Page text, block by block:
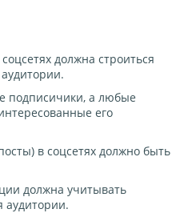
должна строиться
подписичики, а любые
его
в соцсетях должно быть
должна учитывать
аудитории.